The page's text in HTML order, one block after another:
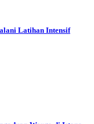
Latihan Intensif